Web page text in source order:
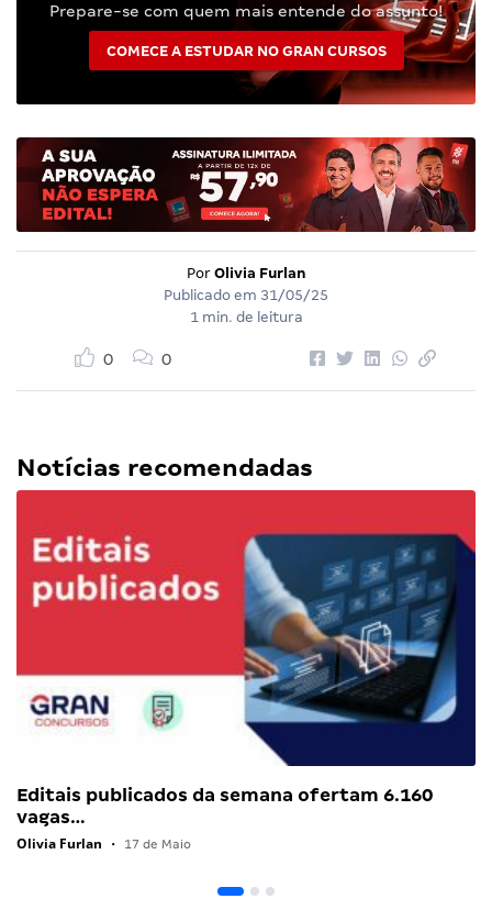
Prepare-se com quem mais entende do assunto!
COMECE A ESTUDAR NO GRAN CURSOS
Por Olivia Furlan
Publicado em 31/05/25
1 min. de leitura
0 0
Notícias recomendadas
Editais publicados da semana ofertam 6.160
vagas…
Olivia Furlan • 17 de Maio